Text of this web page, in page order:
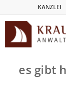
KANZLEI
es gibt